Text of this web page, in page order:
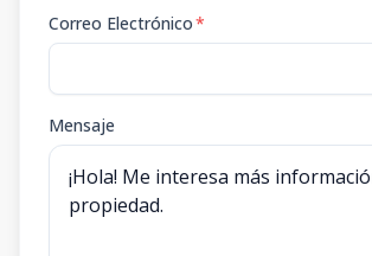
Correo Electrónico*
Mensaje